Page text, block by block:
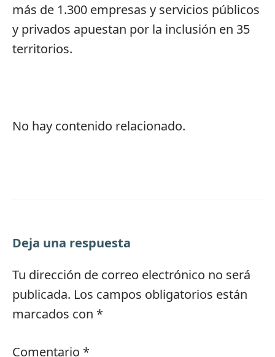
más de 1.300 empresas y servicios públicos
y privados apuestan por la inclusión en 35
territorios.
No hay contenido relacionado.
Deja una respuesta
Tu dirección de correo electrónico no será
publicada. Los campos obligatorios están
marcados con *
Comentario *